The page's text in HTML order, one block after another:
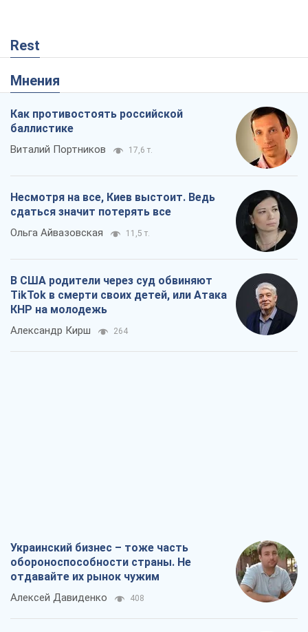
Rest
Мнения
Как противостоять российской
баллистике
Виталий Портников 17,6 т.
Несмотря на все, Киев выстоит. Ведь
сдаться значит потерять все
Ольга Айвазовская 11,5 т.
В США родители через суд обвиняют
TikTok в смерти своих детей, или Атака
КНР на молодежь
Александр Кирш 264
Украинский бизнес – тоже часть
обороноспособности страны. Не
отдавайте их рынок чужим
Алексей Давиденко 408